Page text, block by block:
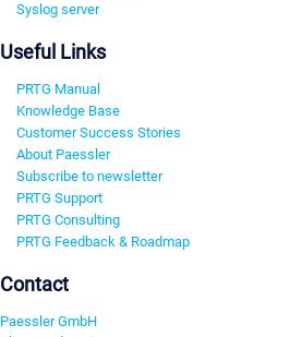
Syslog server
Useful Links
PRTG Manual
Knowledge Base
Customer Success Stories
About Paessler
Subscribe to newsletter
PRTG Support
PRTG Consulting
PRTG Feedback & Roadmap
Contact
Paessler GmbH